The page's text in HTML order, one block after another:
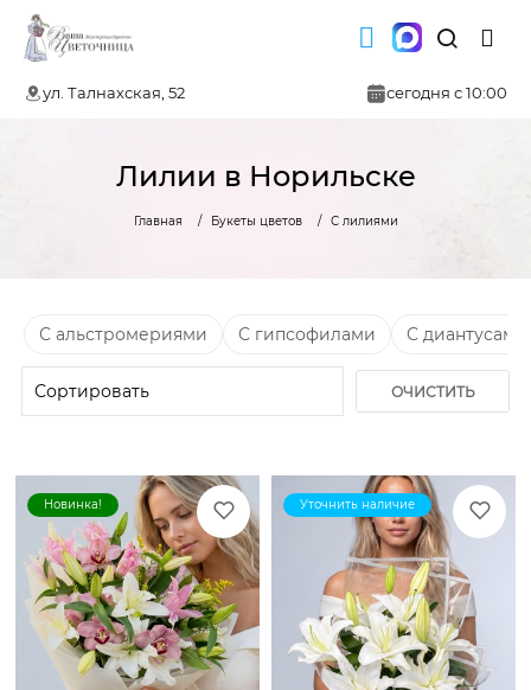
ул. Талнахская, 52 сегодня с 10:00
Лилии в Норильске
Главная Букеты цветов С лилиями
С альстромериями С гипсофилами С диантусами
ОЧИСТИТЬ
Новинка! Уточнить наличие